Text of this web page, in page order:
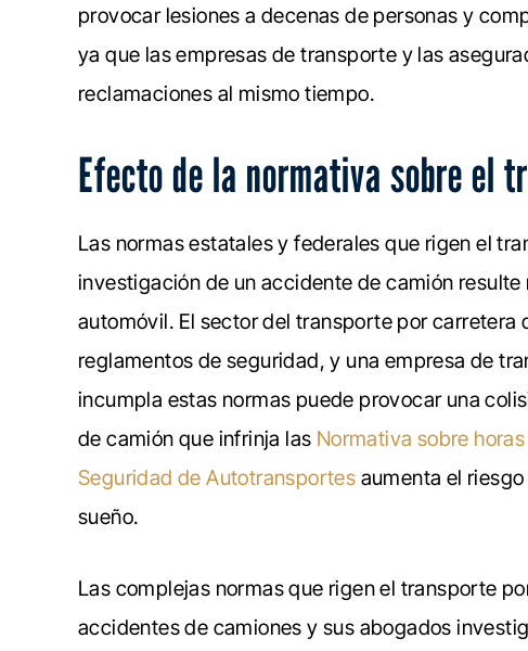
provocar lesiones a decenas de personas y
ya que las empresas de transporte y las
reclamaciones al mismo tiempo.
Efecto de la normativa sobre el
Las normas estatales y federales que rigen el
investigación de un accidente de camión
automóvil. El sector del transporte por carretera
reglamentos de seguridad, y una empresa de
incumpla estas normas puede provocar una
de camión que infrinja las Normativa sobre
Seguridad de Autotransportes aumenta el
sueño.
Las complejas normas que rigen el transporte
accidentes de camiones y sus abogados